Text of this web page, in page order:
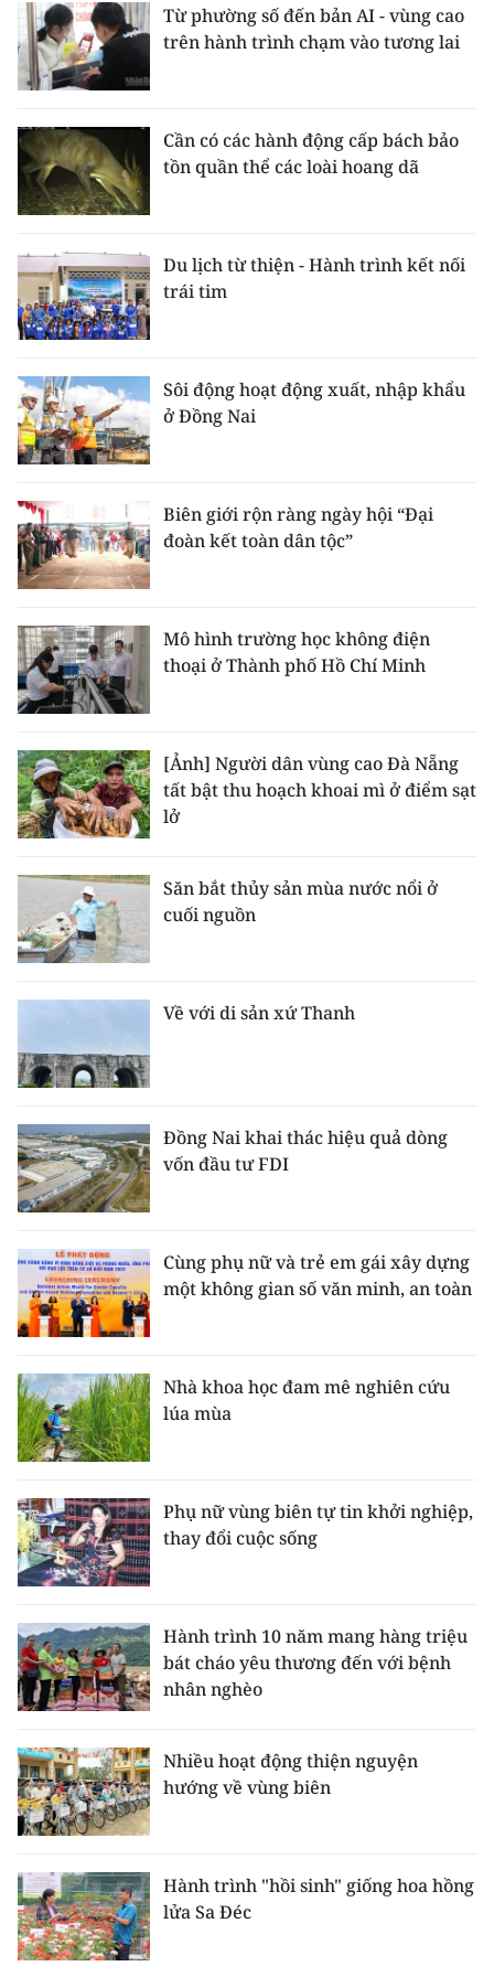
Từ phường số đến bản AI - vùng cao
trên hành trình chạm vào tương lai
Cần có các hành động cấp bách bảo
tồn quần thể các loài hoang dã
Du lịch từ thiện - Hành trình kết nối
trái tim
Sôi động hoạt động xuất, nhập khẩu
ở Đồng Nai
Biên giới rộn ràng ngày hội “Đại
đoàn kết toàn dân tộc”
Mô hình trường học không điện
thoại ở Thành phố Hồ Chí Minh
[Ảnh] Người dân vùng cao Đà Nẵng
tất bật thu hoạch khoai mì ở điểm sạt
lở
Săn bắt thủy sản mùa nước nổi ở
cuối nguồn
Về với di sản xứ Thanh
Đồng Nai khai thác hiệu quả dòng
vốn đầu tư FDI
Cùng phụ nữ và trẻ em gái xây dựng
một không gian số văn minh, an toàn
Nhà khoa học đam mê nghiên cứu
lúa mùa
Phụ nữ vùng biên tự tin khởi nghiệp,
thay đổi cuộc sống
Hành trình 10 năm mang hàng triệu
bát cháo yêu thương đến với bệnh
nhân nghèo
Nhiều hoạt động thiện nguyện
hướng về vùng biên
Hành trình "hồi sinh" giống hoa hồng
lửa Sa Đéc